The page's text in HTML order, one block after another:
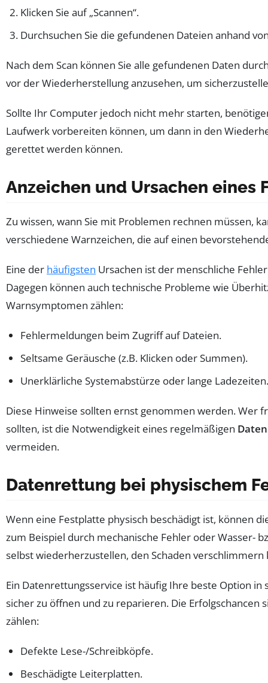
Klicken Sie auf „Scannen“.
Durchsuchen Sie die gefundenen Dateien anhand
Nach dem Scan können Sie alle gefundenen Daten
vor der Wiederherstellung anzusehen, um
Sollte Ihr Computer jedoch nicht mehr starten,
Laufwerk vorbereiten können, um dann in den
gerettet werden können.
Anzeichen und Ursachen eines
Zu wissen, wann Sie mit Problemen rechnen müssen,
verschiedene Warnzeichen, die auf einen
Eine der häufigsten Ursachen ist der menschliche
Dagegen können auch technische Probleme wie
Warnsymptomen zählen:
Fehlermeldungen beim Zugriff auf Dateien.
Seltsame Geräusche (z.B. Klicken oder Summen).
Unerklärliche Systemabstürze oder lange Ladezeiten.
Diese Hinweise sollten ernst genommen werden. Wer
sollten, ist die Notwendigkeit eines regelmäßigen
vermeiden.
Datenrettung bei physischem
Wenn eine Festplatte physisch beschädigt ist, können
zum Beispiel durch mechanische Fehler oder Wasser-
selbst wiederherzustellen, den Schaden verschlimmern
Ein Datenrettungsservice ist häufig Ihre beste Option
sicher zu öffnen und zu reparieren. Die Erfolgschancen
zählen:
Defekte Lese-/Schreibköpfe.
Beschädigte Leiterplatten.